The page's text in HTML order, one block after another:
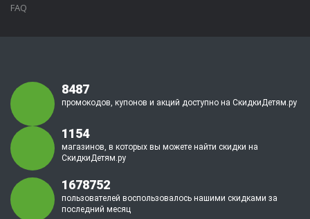
FAQ
8487
промокодов, купонов и акций доступно на СкидкиДетям.ру
1154
магазинов, в которых вы можете найти скидки на
СкидкиДетям.ру
1678752
пользователей воспользовалось нашими скидками за
последний месяц